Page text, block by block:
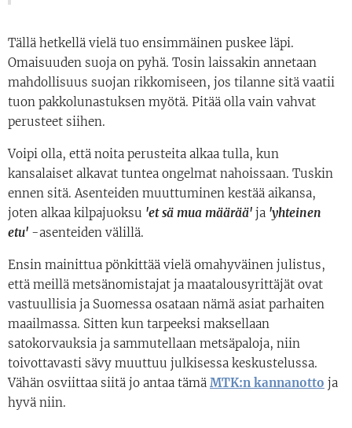
Tällä hetkellä vielä tuo ensimmäinen puskee läpi.
Omaisuuden suoja on pyhä. Tosin laissakin annetaan
mahdollisuus suojan rikkomiseen, jos tilanne sitä vaatii
tuon pakkolunastuksen myötä. Pitää olla vain vahvat
perusteet siihen.
Voipi olla, että noita perusteita alkaa tulla, kun
kansalaiset alkavat tuntea ongelmat nahoissaan. Tuskin
ennen sitä. Asenteiden muuttuminen kestää aikansa,
joten alkaa kilpajuoksu 'et sä mua määrää' ja 'yhteinen
etu' -asenteiden välillä.
Ensin mainittua pönkittää vielä omahyväinen julistus,
että meillä metsänomistajat ja maatalousyrittäjät ovat
vastuullisia ja Suomessa osataan nämä asiat parhaiten
maailmassa. Sitten kun tarpeeksi maksellaan
satokorvauksia ja sammutellaan metsäpaloja, niin
toivottavasti sävy muuttuu julkisessa keskustelussa.
Vähän osviittaa siitä jo antaa tämä MTK:n kannanotto ja
hyvä niin.